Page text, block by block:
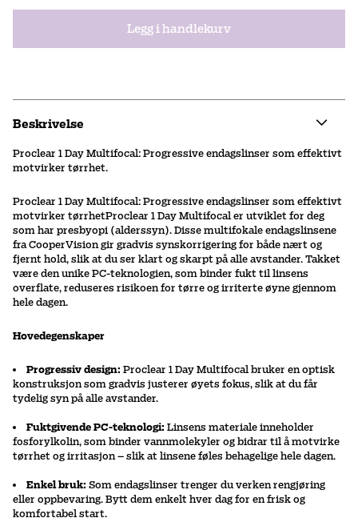
Legg i handlekurv
Beskrivelse
Proclear 1 Day Multifocal: Progressive endagslinser som effektivt
motvirker tørrhet.
Proclear 1 Day Multifocal: Progressive endagslinser som effektivt
motvirker tørrhetProclear 1 Day Multifocal er utviklet for deg
som har presbyopi (alderssyn). Disse multifokale endagslinsene
fra CooperVision gir gradvis synskorrigering for både nært og
fjernt hold, slik at du ser klart og skarpt på alle avstander. Takket
være den unike PC-teknologien, som binder fukt til linsens
overflate, reduseres risikoen for tørre og irriterte øyne gjennom
hele dagen.
Hovedegenskaper
Progressiv design: Proclear 1 Day Multifocal bruker en optisk
konstruksjon som gradvis justerer øyets fokus, slik at du får
tydelig syn på alle avstander.
Fuktgivende PC-teknologi: Linsens materiale inneholder
fosforylkolin, som binder vannmolekyler og bidrar til å motvirke
tørrhet og irritasjon – slik at linsene føles behagelige hele dagen.
Enkel bruk: Som endagslinser trenger du verken rengjøring
eller oppbevaring. Bytt dem enkelt hver dag for en frisk og
komfortabel start.